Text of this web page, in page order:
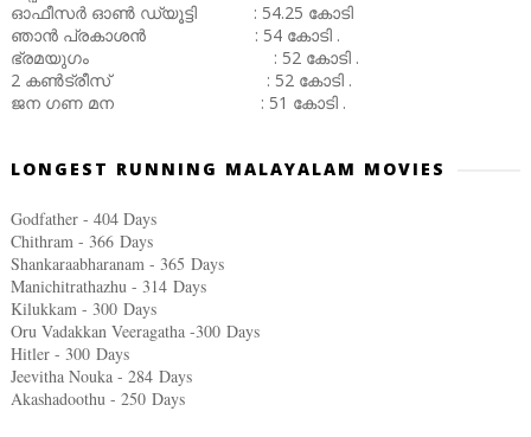
ഓഫീസർ ഓൺ ഡ്യൂട്ടി : 54.25 കോടി
ഞാൻ പ്രകാശൻ : 54 കോടി .
ഭ്രമയുഗം : 52 കോടി .
2 കൺട്രീസ് : 52 കോടി .
ജന ഗണ മന : 51 കോടി .
LONGEST RUNNING MALAYALAM MOVIES
Godfather - 404 Days
Chithram - 366 Days
Shankaraabharanam - 365 Days
Manichitrathazhu - 314 Days
Kilukkam - 300 Days
Oru Vadakkan Veeragatha -300 Days
Hitler - 300 Days
Jeevitha Nouka - 284 Days
Akashadoothu - 250 Days